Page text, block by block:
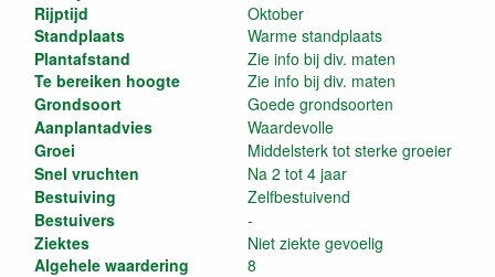
Rijptijd
Standplaats
Oktober
Warme standplaats
Plantafstand
Te bereiken hoogte
Zie info bij div. maten
Zie info bij div. maten
Grondsoort
Goede grondsoorten
Aanplantadvies
Waardevolle
Groei
Middelsterk tot sterke groeier
Snel vruchten
Na 2 tot 4 jaar
Bestuiving
Zelfbestuivend
Bestuivers
-
Ziektes
Algehele waardering
Niet ziekte gevoelig
8